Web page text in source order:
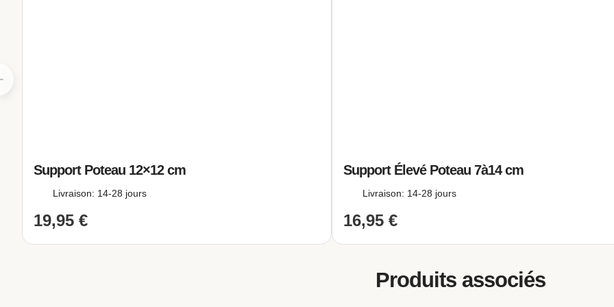
Cette pergola bois autoportante est disponible enplusieurs dimensions
jardin. La quantité de poteaux (P), poutres (P) et traverses (T) varie en fonction de la
voir la quantité exacte de chaque taille dans les images 3D situées sous la photo
, en raison de son processus de fabrication
des normes strictes établies par l’UE. Les différences entre les deux matériaux résident
Support Poteau 12×12 cm
Livraison: 14-28 jours
19,95 €
Support Élevé Poteau 7à14 cm
Livraison: 14-28 jours
16,95 €
Produits associés